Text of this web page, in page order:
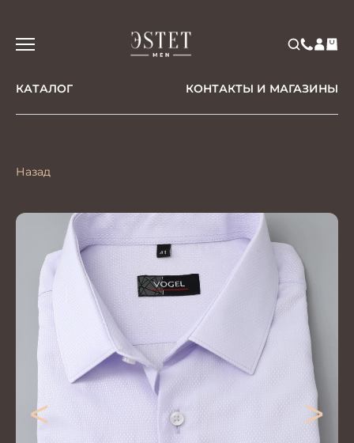
КАТАЛОГ КОНТАКТЫ И МАГАЗИНЫ
Назад
< >